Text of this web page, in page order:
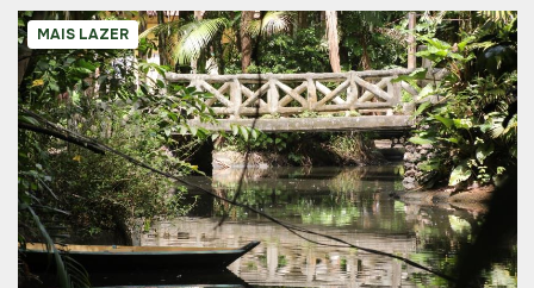
MAIS LAZER